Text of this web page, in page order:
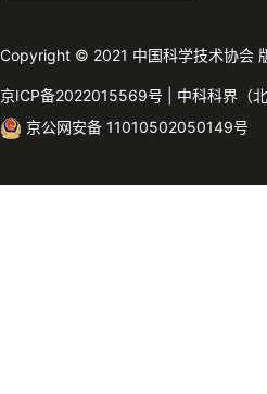
Copyright © 2021 中国科学技术协会
京ICP备2022015569号
中科科界（
京公网安备 11010502050149号